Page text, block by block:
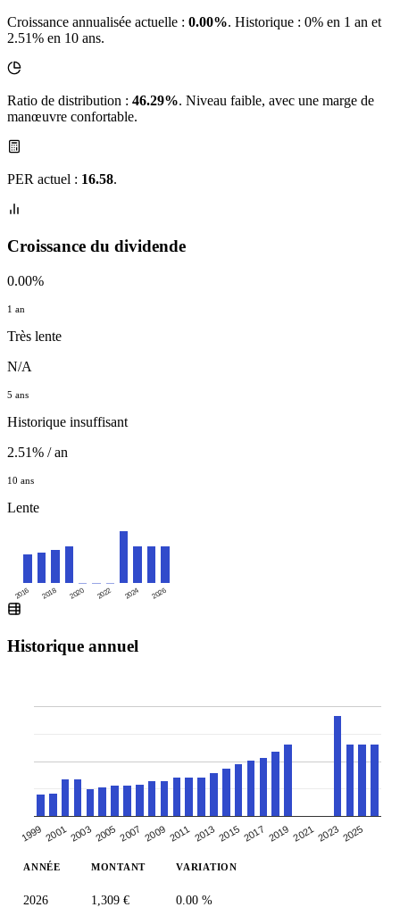
Croissance annualisée actuelle : 0.00%. Historique : 0% en 1 an et
2.51% en 10 ans.
Ratio de distribution : 46.29%. Niveau faible, avec une marge de
manœuvre confortable.
PER actuel : 16.58.
Croissance du dividende
0.00%
1 an
Très lente
N/A
5 ans
Historique insuffisant
2.51% / an
10 ans
Lente
2016 2018 2020 2022 2024 2026
Historique annuel
1999 200120032005 2007 2009 2011 20132015 2017 2019 202120232025
ANNÉE MONTANT VARIATION
2026 1,309 € 0.00 %